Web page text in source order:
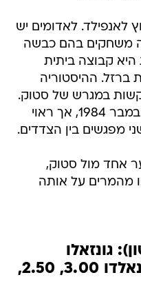
לאנפילד. לאדומים יש
משחקים בהם כבשה
קבוצה ביתית
ברזל. ההיסטוריה
במגרש של סטוק.
ניצחון החוץ האחרון הושג בנובמבר 1984, אך ראוי
מפגשים בין הצדדים.
אחד מול סטוק,
מהמרים על אותה
34 (ראשון): גונזאלו
היגואין - כריסטיאנו רונאלדו 3.00, 2.50,